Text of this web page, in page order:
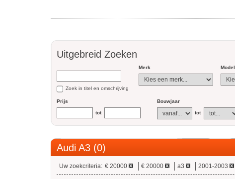
Uitgebreid Zoeken
Zoek in titel en omschrijving
Merk Model
Prijs
tot
Bouwjaar
tot
Audi A3 (0)
Uw zoekcriteria: € 20000 € 20000 a3 2001-2003